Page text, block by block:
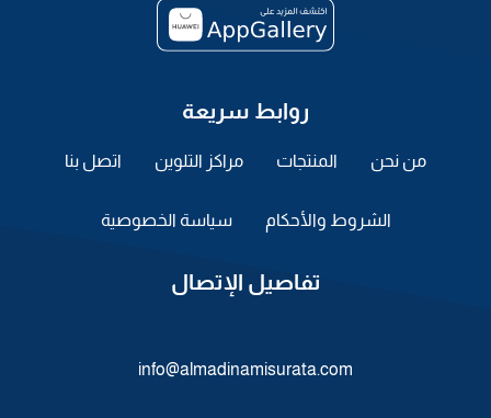
تفاصيل الإتصال
info@almadinamisurata.com
روابط سريعة
من نحن المنتجات مراكز التلوين اتصل بنا
الشروط والأحكام سياسة الخصوصية